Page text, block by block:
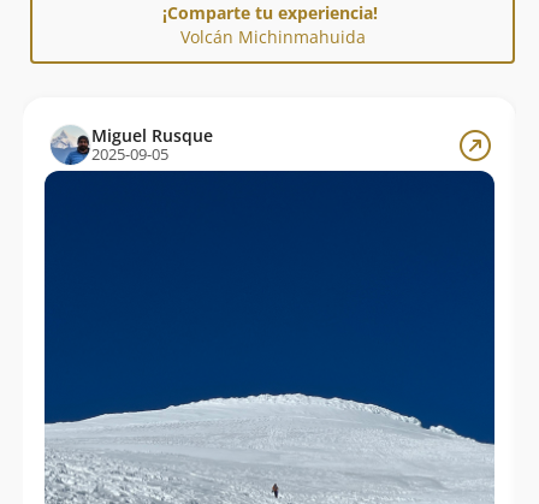
¡Comparte tu experiencia!
Volcán Michinmahuida
Miguel Rusque
2025-09-05